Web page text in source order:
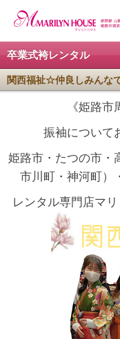
卒業式袴レンタル
関西福祉☆仲良しみん
《姫路市
振袖について
姫路市・たつの市・
市川町・神河町）
レンタル専門店マ